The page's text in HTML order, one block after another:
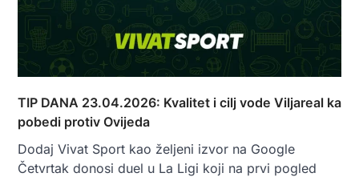
TIP DANA 23.04.2026: Kvalitet i cilj vode Viljareal ka
pobedi protiv Ovijeda
Dodaj Vivat Sport kao željeni izvor na Google
Četvrtak donosi duel u La Ligi koji na prvi pogled